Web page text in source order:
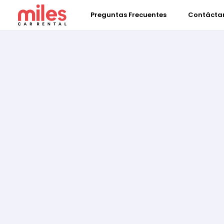
Preguntas Frecuentes